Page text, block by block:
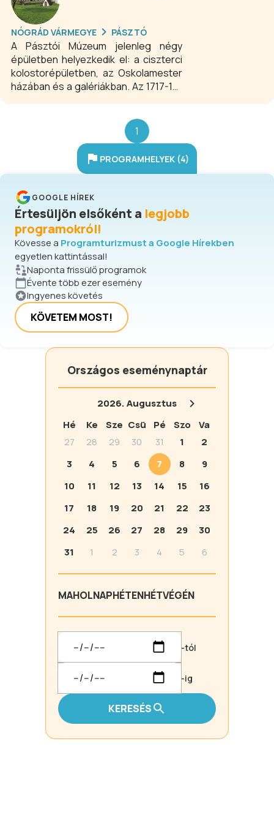
NÓGRÁD VÁRMEGYE PÁSZTÓ
A Pásztói Múzeum jelenleg négy
épületben helyezkedik el: a ciszterci
kolostorépületben, az Oskolamester
házában és a galériákban. Az 1717-18-
helyet a Pásztói Múzeum állandó és
időszaki kiállításai. Az eredetileg
bencés építésű, később a ciszterek
által átvett épület egészen az 1950-
1
PROGRAMHELYEK (4)
GOOGLE HÍREK
Értesüljön elsőként a legjobb
programokról!
Kövesse a Programturizmust a Google Hírekben
egyetlen kattintással!
Naponta frissülő programok
Évente több ezer esemény
Ingyenes követés
KÖVETEM MOST!
Országos eseménynaptár
2026.Augusztus
Hé
Ke Sze Csü Pé Szo
Va
27
28 29 30 31 1
2
3
4 5 6 7 8
9
10
11 12 13 14 15
16
17
18 19 20 21 22
23
24
25 26 27 28 29
30
31
1 2 3 4 5 6
MAHOLNAPHÉTENHÉTVÉGÉN
-tól
-ig
KERESÉS